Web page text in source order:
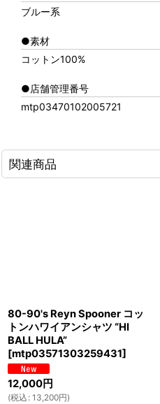
ブルー系
●素材
コットン100%
●店舗管理番号
mtp03470102005721
関連商品
80-90's Reyn Spooner コッ
トンハワイアンシャツ “HI
BALL HULA”
[mtp03571303259431]
12,000円
(税込 : 13,200円)